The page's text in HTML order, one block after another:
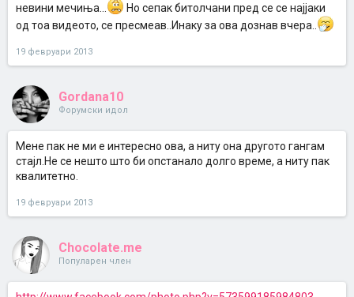
невини мечиња...
Но сепак битолчани пред се се најјаки
од тоа видеото, се пресмеав..Инаку за ова дознав вчера..
19 февруари 2013
Gordana10
Форумски идол
Мене пак не ми е интересно ова, а ниту она другото гангам
стајл.Не се нешто што би опстанало долго време, а ниту пак
квалитетно.
19 февруари 2013
Chocolate.me
Популарен член